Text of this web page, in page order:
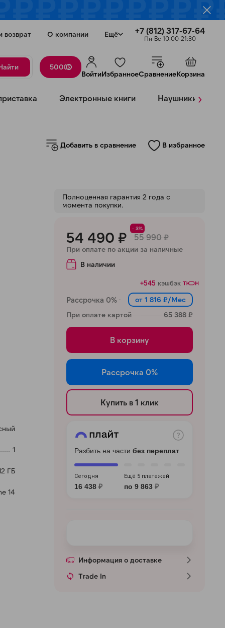
возврат О компании Ещё +7 (812) 317-67-64
Пн-Вс 10:00-21:30
500
ВойтиИзбранноеСравнениеКорзина
Электронные книги Наушники ›
Добавить в сравнение В избранное
1
ГБ
14
Полноценная гарантия 2 года с
момента покупки.
54 490 ₽
- 3%
55 990 ₽
При оплате по акции за наличные
В наличии
+545 кэшбэк
Рассрочка 0%
от 1 816 ₽/Мес
При оплате картой
65 388 ₽
В корзину
Рассрочка 0%
Купить в 1 клик
Разбить на части без переплат
Сегодня
16 438 ₽
Ещё 5 платежей
по 9 863 ₽
Информация о доставке
Trade In
Закрыть